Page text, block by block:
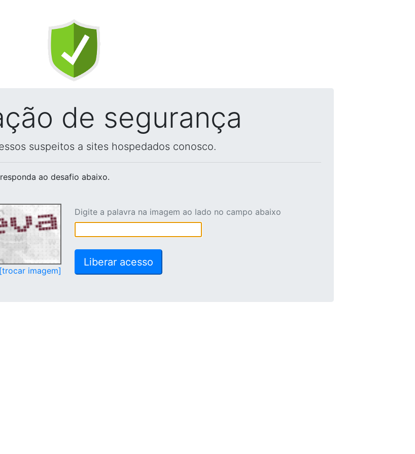
de segurança
suspeitos a sites hospedados conosco.
ao desafio abaixo.
[trocar imagem]
Digite a palavra na imagem ao lado no campo abaixo